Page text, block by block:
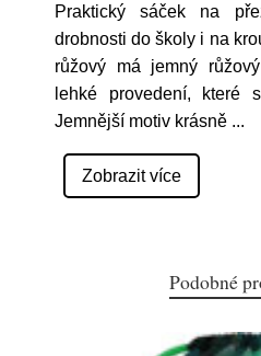
Praktický sáček na
drobnosti do školy i na
růžový má jemný
lehké provedení, které
Jemnější motiv krásně ...
Zobrazit více
Podobné